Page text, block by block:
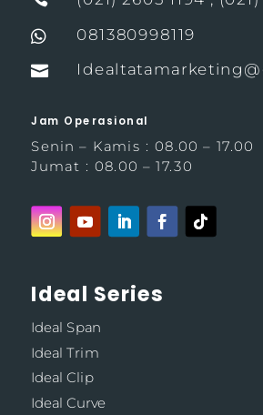
 081380998119

Jam Operasional
Senin – Kamis : 08.00 – 17.00
Jumat : 08.00 – 17.30
Ideal Series
Ideal Span
Ideal Trim
Ideal Clip
Ideal Curve